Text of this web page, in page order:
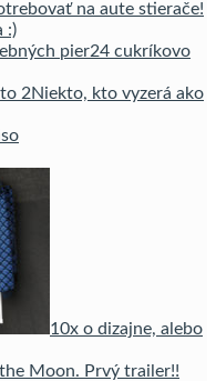
na aute stierače!
:)
24 cukríkovo
Niekto, kto vyzerá ako
10x o dizajne, alebo
Moon. Prvý trailer!!